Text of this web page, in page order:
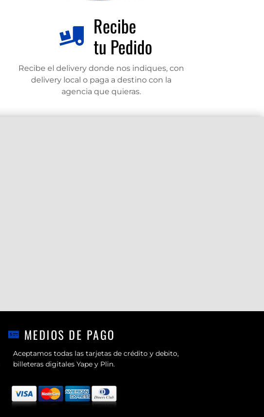
Recibe
tu Pedido
Recibe el delivery donde nos indiques, con
delivery local o paga a destino con la
agencia que quieras.
MEDIOS DE PAGO
Aceptamos todas las tarjetas de crédito y debito,
billeteras digitales Yape y Plin.